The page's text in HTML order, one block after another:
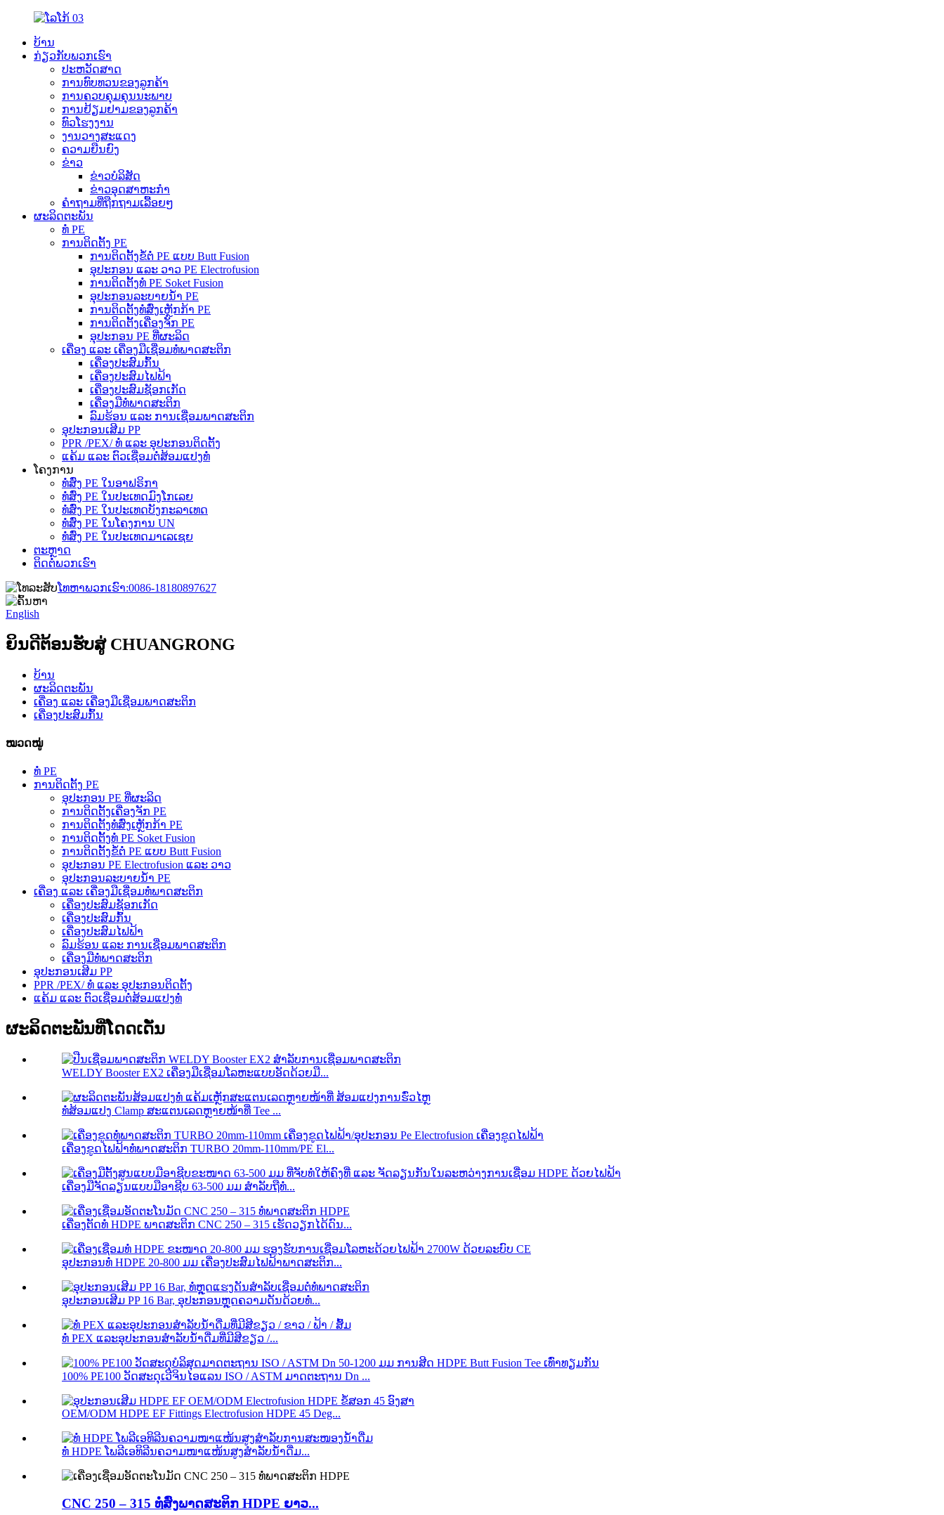
ບ້ານ
ກ່ຽວກັບພວກເຮົາ
ປະຫວັດສາດ
ການທົບທວນຂອງລູກຄ້າ
ການຄວບຄຸມຄຸນນະພາບ
ການຢ້ຽມຢາມຂອງລູກຄ້າ
ທົວໂຮງງານ
ງານວາງສະແດງ
ຄວາມຍືນຍົງ
ຂ່າວ
ຂ່າວບໍລິສັດ
ຂ່າວອຸດສາຫະກຳ
ຄຳຖາມທີ່ຖືກຖາມເລື້ອຍໆ
ຜະລິດຕະພັນ
ທໍ່ PE
ການຕິດຕັ້ງ PE
ການຕິດຕັ້ງຂໍ້ຕໍ່ PE ແບບ Butt Fusion
ອຸປະກອນ ແລະ ວາວ PE Electrofusion
ການຕິດຕັ້ງທໍ່ PE Soket Fusion
ອຸປະກອນລະບາຍນ້ຳ PE
ການຕິດຕັ້ງທໍ່ສົ່ງເຫຼັກກ້າ PE
ການຕິດຕັ້ງເຄື່ອງຈັກ PE
ອຸປະກອນ PE ທີ່ຜະລິດ
ເຄື່ອງ ແລະ ເຄື່ອງມືເຊື່ອມທໍ່ພາດສະຕິກ
ເຄື່ອງປະສົມກົ້ນ
ເຄື່ອງປະສົມໄຟຟ້າ
ເຄື່ອງປະສົມຊັອກເກັດ
ເຄື່ອງມືທໍ່ພາດສະຕິກ
ລົມຮ້ອນ ແລະ ການເຊື່ອມພາດສະຕິກ
ອຸປະກອນເສີມ PP
PPR /PEX/ ທໍ່ ແລະ ອຸປະກອນຕິດຕັ້ງ
ແຄ້ມ ແລະ ຕົວເຊື່ອມຕໍ່ສ້ອມແປງທໍ່
ໂຄງການ
ທໍ່ສົ່ງ PE ໃນອາຟຣິກາ
ທໍ່ສົ່ງ PE ໃນປະເທດມົງໂກເລຍ
ທໍ່ສົ່ງ PE ໃນປະເທດບັງກະລາເທດ
ທໍ່ສົ່ງ PE ໃນໂຄງການ UN
ທໍ່ສົ່ງ PE ໃນປະເທດມາເລເຊຍ
ຕະຫຼາດ
ຕິດຕໍ່ພວກເຮົາ
ໂທຫາພວກເຮົາ:0086-18180897627
English
ຍິນດີຕ້ອນຮັບສູ່ CHUANGRONG
ບ້ານ
ຜະລິດຕະພັນ
ເຄື່ອງ ແລະ ເຄື່ອງມືເຊື່ອມພາດສະຕິກ
ເຄື່ອງປະສົມກົ້ນ
ໝວດໝູ່
ທໍ່ PE
ການຕິດຕັ້ງ PE
ອຸປະກອນ PE ທີ່ຜະລິດ
ການຕິດຕັ້ງເຄື່ອງຈັກ PE
ການຕິດຕັ້ງທໍ່ສົ່ງເຫຼັກກ້າ PE
ການຕິດຕັ້ງທໍ່ PE Soket Fusion
ການຕິດຕັ້ງຂໍ້ຕໍ່ PE ແບບ Butt Fusion
ອຸປະກອນ PE Electrofusion ແລະ ວາວ
ອຸປະກອນລະບາຍນ້ຳ PE
ເຄື່ອງ ແລະ ເຄື່ອງມືເຊື່ອມທໍ່ພາດສະຕິກ
ເຄື່ອງປະສົມຊັອກເກັດ
ເຄື່ອງປະສົມກົ້ນ
ເຄື່ອງປະສົມໄຟຟ້າ
ລົມຮ້ອນ ແລະ ການເຊື່ອມພາດສະຕິກ
ເຄື່ອງມືທໍ່ພາດສະຕິກ
ອຸປະກອນເສີມ PP
PPR /PEX/ ທໍ່ ແລະ ອຸປະກອນຕິດຕັ້ງ
ແຄ້ມ ແລະ ຕົວເຊື່ອມຕໍ່ສ້ອມແປງທໍ່
ຜະລິດຕະພັນທີ່ໂດດເດັ່ນ
WELDY Booster EX2 ເຄື່ອງມືເຊື່ອມໂລຫະແບບອັດດ້ວຍມື...
ທໍ່ສ້ອມແປງ Clamp ສະແຕນເລດຫຼາຍໜ້າທີ່ Tee ...
ເຄື່ອງຂູດໄຟຟ້າທໍ່ພາດສະຕິກ TURBO 20mm-110mm/PE El...
ເຄື່ອງມືຈັດລຽນແບບມືອາຊີບ 63-500 ມມ ສຳລັບຖືທໍ່...
ເຄື່ອງຕັດທໍ່ HDPE ພາດສະຕິກ CNC 250 – 315 ເຮັດວຽກໄດ້ດົນ...
ອຸປະກອນທໍ່ HDPE 20-800 ມມ ເຄື່ອງປະສົມໄຟຟ້າພາດສະຕິກ...
ອຸປະກອນເສີມ PP 16 Bar, ອຸປະກອນຫຼຸດຄວາມດັນດ້ວຍທໍ່...
ທໍ່ PEX ແລະອຸປະກອນສຳລັບນ້ຳດື່ມທີ່ມີສີຂຽວ /...
100% PE100 ວັດສະດຸເວີຈິນໄອແລນ ISO / ASTM ມາດຕະຖານ Dn ...
OEM/ODM HDPE EF Fittings Electrofusion HDPE 45 Deg...
ທໍ່ HDPE ໂພລີເອທິລີນຄວາມໜາແໜ້ນສູງສຳລັບນ້ຳດື່ມ...
CNC 250 – 315 ທໍ່ສົ່ງພາດສະຕິກ HDPE ຍາວ...